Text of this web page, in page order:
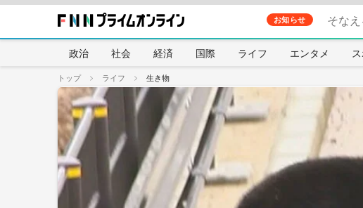
お知らせ そな
政治 社会 経済 国際 ライフ エンタメ
トップ ライフ 生き物